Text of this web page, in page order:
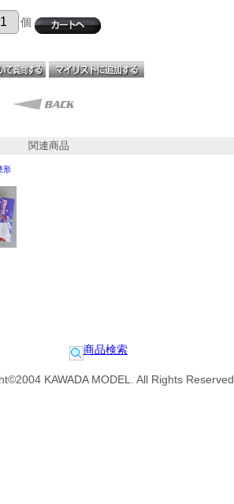
個
関連商品
形
商品検索
KAWADA MODEL. All Rights Reserved.